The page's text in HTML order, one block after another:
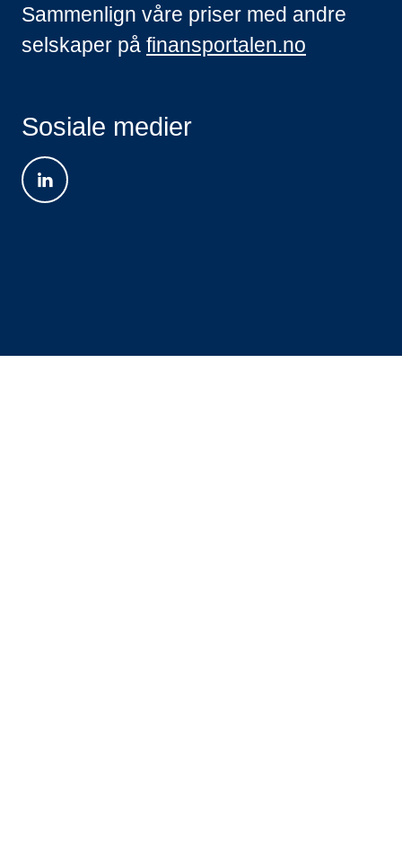
Sammenlign våre priser med andre
selskaper på finansportalen.no
Sosiale medier